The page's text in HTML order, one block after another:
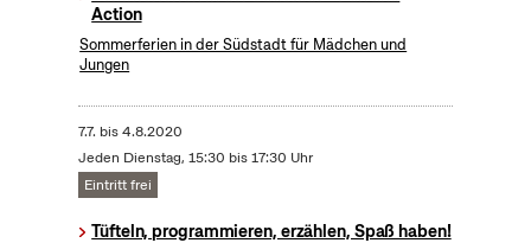
Action
Sommerferien in der Südstadt für Mädchen und
Jungen
7.7. bis4.8.2020
Jeden Dienstag, 15:30 bis 17:30 Uhr
Eintritt frei
Tüfteln, programmieren, erzählen, Spaß haben!